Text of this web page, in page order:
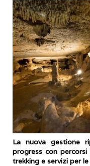
La nuova gestione
progress con
trekking e servizi per